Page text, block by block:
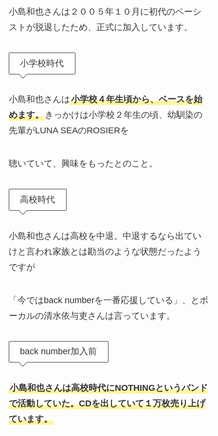
小島和也さんは２００５年１０月に初代のベーシ
ストが脱退したため、正式に加入しています。
小学校時代
小島和也さんは小学校４年生頃から、ベースを始
めます。きっかけは小学校２年生の頃、幼馴染の
先輩がLUNA SEAのROSIERを
聴いていて、興味をもったとのこと。
高校時代
小島和也さんは高校を中退。中退するなら出てい
けと言われ家族とは勘当のような状態だったよう
ですが
「今ではback numberを一番応援している」、とボ
ーカルの清水依与吏さんは言っています。
back number加入前
小島和也さんは高校時代にNOTHINGというバンド
で活動していた。CDを出していて１万枚売り上げ
ています。